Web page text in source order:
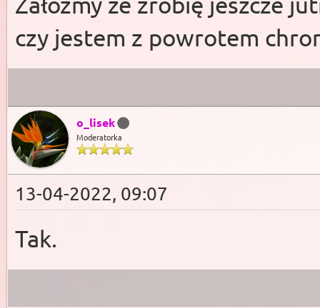
czy jestem z powrotem
o_lisek
Moderatorka
13-04-2022, 09:07
Tak.